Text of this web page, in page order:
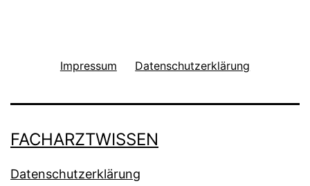
Impressum Datenschutzerklärung
FACHARZTWISSEN
Datenschutzerklärung